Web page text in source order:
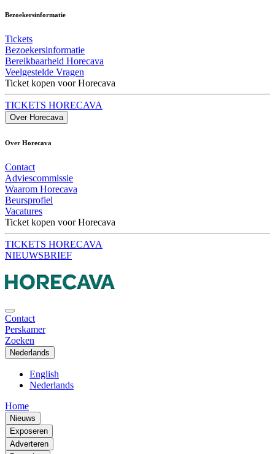
Bezoekersinformatie
Tickets
Bezoekersinformatie
Bereikbaarheid Horecava
Veelgestelde Vragen
Ticket kopen voor Horecava
TICKETS HORECAVA
Over Horecava
Over Horecava
Contact
Adviescommissie
Waarom Horecava
Beursprofiel
Vacatures
Ticket kopen voor Horecava
TICKETS HORECAVA
NIEUWSBRIEF
Contact
Perskamer
Zoeken
Nederlands
English
Nederlands
Home
Nieuws
Exposeren
Adverteren